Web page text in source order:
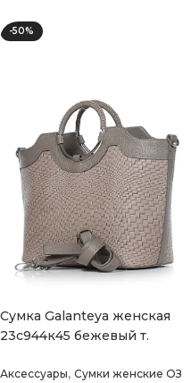
-50%
Cумка Galanteya женская
23с944к45 бежевый т.
Аксессуары, Сумки женские ОЗ